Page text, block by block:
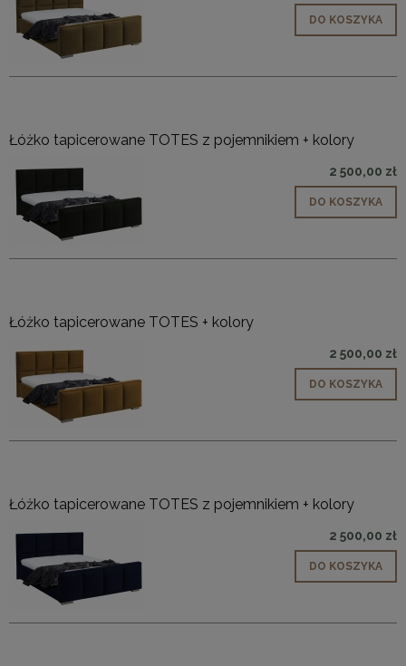
DO KOSZYKA
Łóżko tapicerowane TOTES z pojemnikiem + kolory
2 500,00 zł
DO KOSZYKA
Łóżko tapicerowane TOTES + kolory
2 500,00 zł
DO KOSZYKA
Łóżko tapicerowane TOTES z pojemnikiem + kolory
2 500,00 zł
DO KOSZYKA